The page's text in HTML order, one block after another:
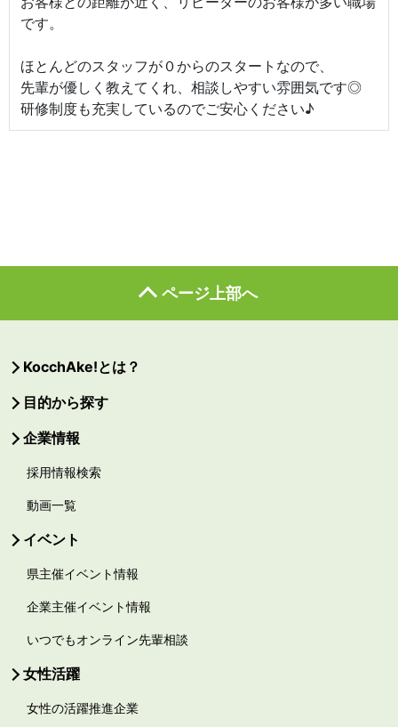
です。
ほとんどのスタッフが０からのスタートなので、
先輩が優しく教えてくれ、相談しやすい雰囲気です◎
研修制度も充実しているのでご安心ください♪
ページ上部へ
KocchAke!とは？
目的から探す
企業情報
採用情報検索
動画一覧
イベント
県主催イベント情報
企業主催イベント情報
いつでもオンライン先輩相談
女性活躍
女性の活躍推進企業